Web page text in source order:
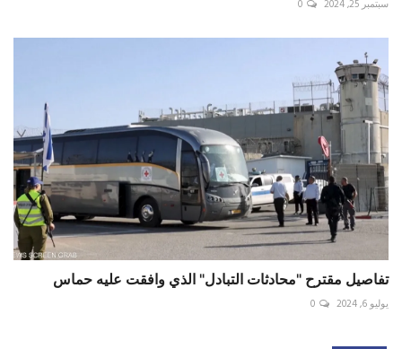
سبتمبر 25, 2024 0
تفاصيل مقترح "محادثات التبادل" الذي وافقت عليه حماس
يوليو 6, 2024 0